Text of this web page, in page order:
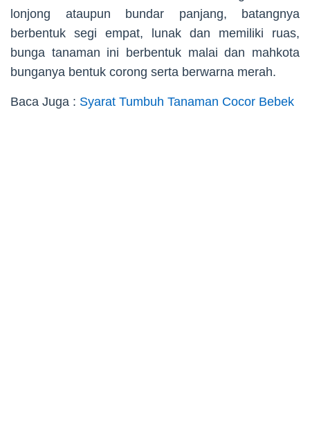
lonjong ataupun bundar panjang, batangnya
berbentuk segi empat, lunak dan memiliki ruas,
bunga tanaman ini berbentuk malai dan mahkota
bunganya bentuk corong serta berwarna merah.
Baca Juga : Syarat Tumbuh Tanaman Cocor Bebek